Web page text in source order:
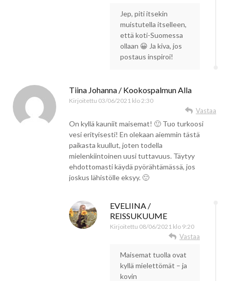
Jep, piti itsekin
muistutella itselleen,
että koti-Suomessa
ollaan 😀 Ja kiva, jos
postaus inspiroi!
Tiina Johanna / Kookospalmun Alla
Kirjoitettu 03/06/2021 klo 2:30
Vastaa
On kyllä kauniit maisemat! 🙂 Tuo turkoosi
vesi erityisesti! En olekaan aiemmin tästä
paikasta kuullut, joten todella
mielenkiintoinen uusi tuttavuus. Täytyy
ehdottomasti käydä pyörähtämässä, jos
joskus lähistölle eksyy. 🙂
EVELIINA /
REISSUKUUME
Kirjoitettu 08/06/2021 klo 9:20
Vastaa
Maisemat tuolla ovat
kyllä mielettömät – ja
kovin